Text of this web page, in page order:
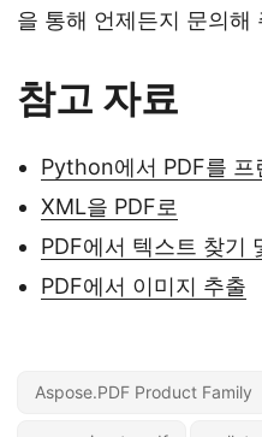
을 통해 언제든지 문의해
참고 자료
Python에서 PDF를 프
XML을 PDF로
PDF에서 텍스트 찾기
PDF에서 이미지 추출
Aspose.PDF Product Family